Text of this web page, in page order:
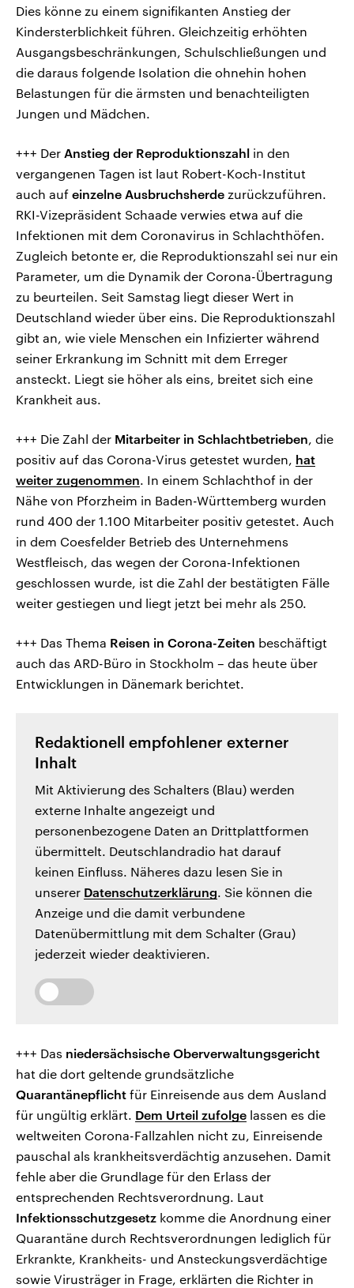
Dies könne zu einem signifikanten Anstieg der
Kindersterblichkeit führen. Gleichzeitig erhöhten
Ausgangsbeschränkungen, Schulschließungen und
die daraus folgende Isolation die ohnehin hohen
Belastungen für die ärmsten und benachteiligten
Jungen und Mädchen.
+++ Der Anstieg der Reproduktionszahl in den
vergangenen Tagen ist laut Robert-Koch-Institut
auch auf einzelne Ausbruchsherde zurückzuführen.
RKI-Vizepräsident Schaade verwies etwa auf die
Infektionen mit dem Coronavirus in Schlachthöfen.
Zugleich betonte er, die Reproduktionszahl sei nur ein
Parameter, um die Dynamik der Corona-Übertragung
zu beurteilen. Seit Samstag liegt dieser Wert in
Deutschland wieder über eins. Die Reproduktionszahl
gibt an, wie viele Menschen ein Infizierter während
seiner Erkrankung im Schnitt mit dem Erreger
ansteckt. Liegt sie höher als eins, breitet sich eine
Krankheit aus.
+++ Die Zahl der Mitarbeiter in Schlachtbetrieben, die
positiv auf das Corona-Virus getestet wurden, hat
weiter zugenommen. In einem Schlachthof in der
Nähe von Pforzheim in Baden-Württemberg wurden
rund 400 der 1.100 Mitarbeiter positiv getestet. Auch
in dem Coesfelder Betrieb des Unternehmens
Westfleisch, das wegen der Corona-Infektionen
geschlossen wurde, ist die Zahl der bestätigten Fälle
weiter gestiegen und liegt jetzt bei mehr als 250.
+++ Das Thema Reisen in Corona-Zeiten beschäftigt
auch das ARD-Büro in Stockholm – das heute über
Entwicklungen in Dänemark berichtet.
Redaktionell empfohlener externer
Inhalt
Mit Aktivierung des Schalters (Blau) werden
externe Inhalte angezeigt und
personenbezogene Daten an Drittplattformen
übermittelt. Deutschlandradio hat darauf
keinen Einfluss. Näheres dazu lesen Sie in
unserer Datenschutzerklärung. Sie können die
Anzeige und die damit verbundene
Datenübermittlung mit dem Schalter (Grau)
jederzeit wieder deaktivieren.
+++ Das niedersächsische Oberverwaltungsgericht
hat die dort geltende grundsätzliche
Quarantänepflicht für Einreisende aus dem Ausland
für ungültig erklärt. Dem Urteil zufolge lassen es die
weltweiten Corona-Fallzahlen nicht zu, Einreisende
pauschal als krankheitsverdächtig anzusehen. Damit
fehle aber die Grundlage für den Erlass der
entsprechenden Rechtsverordnung. Laut
Infektionsschutzgesetz komme die Anordnung einer
Quarantäne durch Rechtsverordnungen lediglich für
Erkrankte, Krankheits- und Ansteckungsverdächtige
sowie Virusträger in Frage, erklärten die Richter in